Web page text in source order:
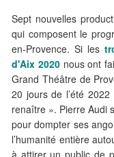
Sept nouvelles
qui composent le
en-Provence. Si les
d'Aix 2020nous ont
Grand Théâtre de
20 jours de l’été
renaître ». Pierre Audi
pour dompter ses
l’humanité entière